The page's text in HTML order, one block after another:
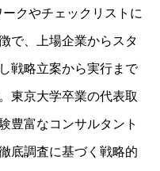
クやチェックリストに
で、上場企業からスタ
戦略立案から実行まで
東京大学卒業の代表取
豊富なコンサルタント
底調査に基づく戦略的